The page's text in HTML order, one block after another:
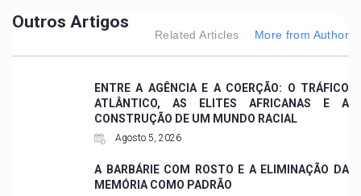
Outros Artigos
Related Articles More from Author
ENTRE A AGÊNCIA E A COERÇÃO: O TRÁFICO
ATLÂNTICO, AS ELITES AFRICANAS E A
CONSTRUÇÃO DE UM MUNDO RACIAL
Agosto 5, 2026
A BARBÁRIE COM ROSTO E A ELIMINAÇÃO DA
MEMÓRIA COMO PADRÃO